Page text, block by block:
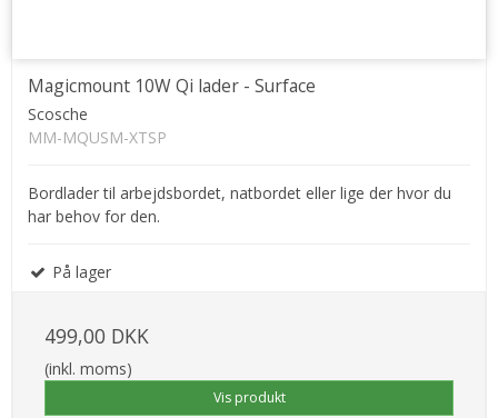
Magicmount 10W Qi lader - Surface
Scosche
MM-MQUSM-XTSP
Bordlader til arbejdsbordet, natbordet eller lige der hvor du
har behov for den.
På lager
499,00 DKK
(inkl. moms)
Vis produkt